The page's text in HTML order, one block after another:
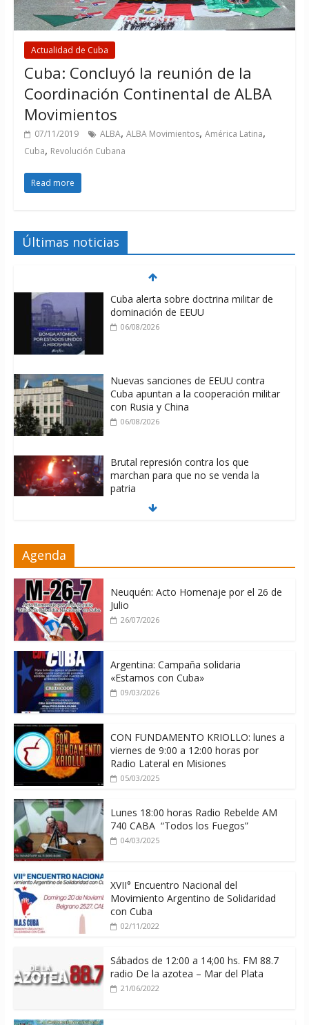
Actualidad de Cuba
Cuba: Concluyó la reunión de la
Coordinación Continental de ALBA
Movimientos
07/11/2019 ALBA, ALBA Movimientos, América Latina,
Cuba, Revolución Cubana
Read more
Últimas noticias
Cuba alerta sobre doctrina militar de
dominación de EEUU
06/08/2026
Nuevas sanciones de EEUU contra
Cuba apuntan a la cooperación militar
con Rusia y China
06/08/2026
Brutal represión contra los que
marchan para que no se venda la
patria
06/08/2026
06/08/2026
Agenda
Neuquén: Acto Homenaje por el 26 de
Julio
26/07/2026
Argentina: Campaña solidaria
«Estamos con Cuba»
09/03/2026
CON FUNDAMENTO KRIOLLO: lunes a
viernes de 9:00 a 12:00 horas por
Radio Lateral en Misiones
05/03/2025
Lunes 18:00 horas Radio Rebelde AM
740 CABA “Todos los Fuegos”
04/03/2025
XVII° Encuentro Nacional del
Movimiento Argentino de Solidaridad
con Cuba
02/11/2022
Sábados de 12:00 a 14;00 hs. FM 88.7
radio De la azotea – Mar del Plata
21/06/2022